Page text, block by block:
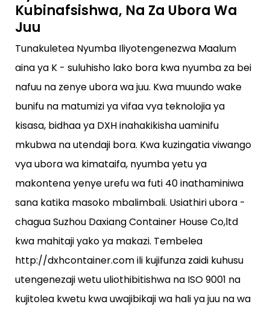
Kubinafsishwa, Na Za Ubora Wa
Juu
Tunakuletea Nyumba Iliyotengenezwa Maalum
aina ya K - suluhisho lako bora kwa nyumba za bei
nafuu na zenye ubora wa juu. Kwa muundo wake
bunifu na matumizi ya vifaa vya teknolojia ya
kisasa, bidhaa ya DXH inahakikisha uaminifu
mkubwa na utendaji bora. Kwa kuzingatia viwango
vya ubora wa kimataifa, nyumba yetu ya
makontena yenye urefu wa futi 40 inathaminiwa
sana katika masoko mbalimbali. Usiathiri ubora -
chagua Suzhou Daxiang Container House Co,ltd
kwa mahitaji yako ya makazi. Tembelea
http://dxhcontainer.com ili kujifunza zaidi kuhusu
utengenezaji wetu uliothibitishwa na ISO 9001 na
kujitolea kwetu kwa uwajibikaji wa hali ya juu na wa